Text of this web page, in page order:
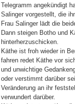
Telegramm angekündigt
Salinger vorgestellt, die
Frau Salinger lädt die
Dann steigen Botho und
hinterherzuschicken.
Käthe ist froh wieder in
fahren redet Käthe vor
und unwichtige
oder verstimmt darüber
Veränderung an ihr
verwundert darüber.